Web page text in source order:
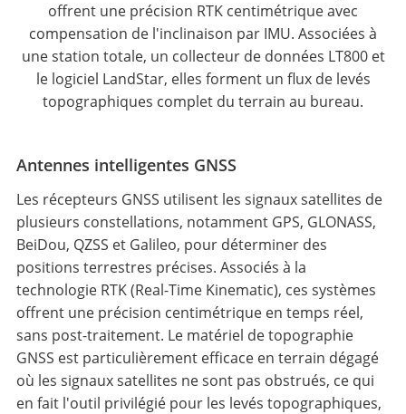
offrent une précision RTK centimétrique avec
compensation de l'inclinaison par IMU. Associées à
une station totale, un collecteur de données LT800 et
le logiciel LandStar, elles forment un flux de levés
topographiques complet du terrain au bureau.
Antennes intelligentes GNSS
Les récepteurs GNSS utilisent les signaux satellites de
plusieurs constellations, notamment GPS, GLONASS,
BeiDou, QZSS et Galileo, pour déterminer des
positions terrestres précises. Associés à la
technologie RTK (Real-Time Kinematic), ces systèmes
offrent une précision centimétrique en temps réel,
sans post-traitement. Le matériel de topographie
GNSS est particulièrement efficace en terrain dégagé
où les signaux satellites ne sont pas obstrués, ce qui
en fait l'outil privilégié pour les levés topographiques,